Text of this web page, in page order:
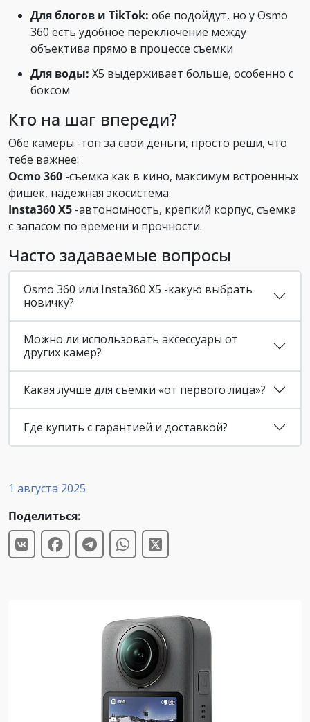
1 августа 2025
Поделиться:
Для блогов и TikTok: обе подойдут, но у Osmo
360 есть удобное переключение между
объектива прямо в процессе съемки
Для воды: X5 выдерживает больше, особенно с
боксом
Кто на шаг впереди?
Обе камеры -топ за свои деньги, просто реши, что
тебе важнее:
Осmo 360 -съемка как в кино, максимум встроенных
фишек, надежная экосистема.
Insta360 X5 -автономность, крепкий корпус, съемка
с запасом по времени и прочности.
Часто задаваемые вопросы
Osmo 360 или Insta360 X5 -какую выбрать
новичку?
Можно ли использовать аксессуары от
других камер?
Какая лучше для съемки «от первого лица»?
Где купить с гарантией и доставкой?